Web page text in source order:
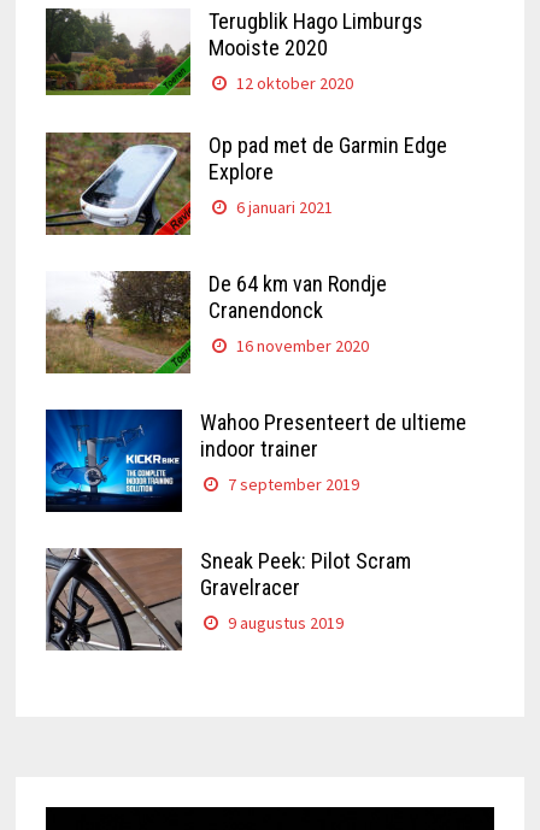
Terugblik Hago Limburgs
Mooiste 2020
12 oktober 2020
Op pad met de Garmin Edge
Explore
6 januari 2021
De 64 km van Rondje
Cranendonck
16 november 2020
Wahoo Presenteert de ultieme
indoor trainer
7 september 2019
Sneak Peek: Pilot Scram
Gravelracer
9 augustus 2019